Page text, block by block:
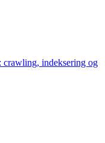
crawling, indeksering og